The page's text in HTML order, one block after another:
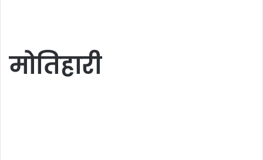
मोतिहारी